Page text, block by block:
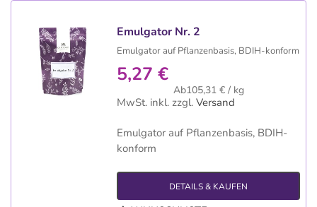
Emulgator Nr. 2
Emulgator auf Pflanzenbasis, BDIH-konform
5,27 €
Ab105,31 € / kg
MwSt. inkl. zzgl. Versand
Emulgator auf Pflanzenbasis, BDIH-
konform
DETAILS & KAUFEN